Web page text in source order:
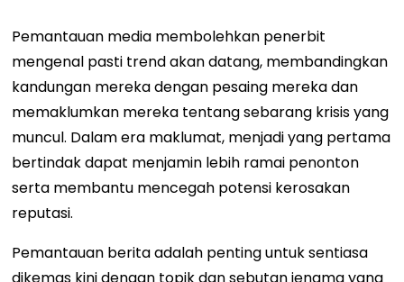
Pemantauan media membolehkan penerbit
mengenal pasti trend akan datang, membandingkan
kandungan mereka dengan pesaing mereka dan
memaklumkan mereka tentang sebarang krisis yang
muncul. Dalam era maklumat, menjadi yang pertama
bertindak dapat menjamin lebih ramai penonton
serta membantu mencegah potensi kerosakan
reputasi.
Pemantauan berita adalah penting untuk sentiasa